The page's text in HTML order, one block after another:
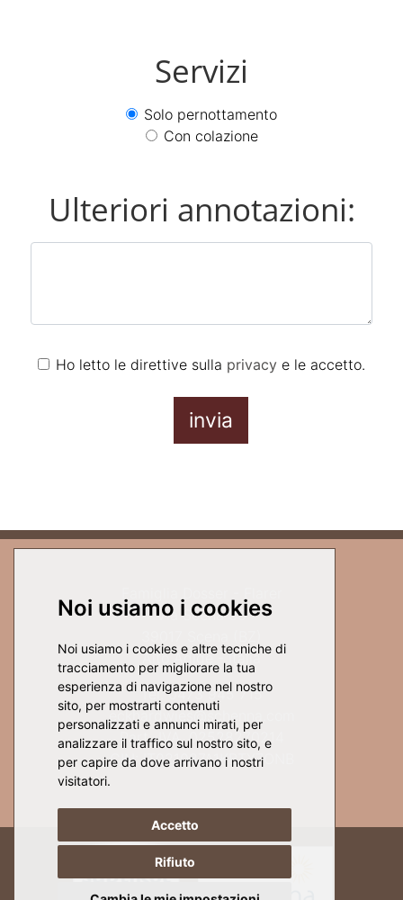
Noi usiamo i cookies
Noi usiamo i cookies e altre tecniche di
tracciamento per migliorare la tua
esperienza di navigazione nel nostro
sito, per mostrarti contenuti
personalizzati e annunci mirati, per
analizzare il traffico sul nostro sito, e
per capire da dove arrivano i nostri
visitatori.
Accetto
Rifiuto
Servizi
Solo pernottamento
Con colazione
Ulteriori annotazioni:
Ho letto le direttive sulla privacy e le accetto.
Via Scena 33
Alto Adige - Italia
Tel. 0473 945 715
eckhardwies@schenna.com
Part.-IVA. 02528270214
CIN: IT021087A1KBTX7ONB